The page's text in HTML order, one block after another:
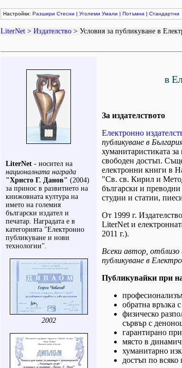
Настройки: Разшири Стесни | Уголеми Умали | Потъмни | Стандартни
LiterNet > Издателство > Условия за публикуване в
LiterNet - носител на
националната награда
"Христо Г. Данов" (2004)
за принос в развитието на
книжовната култура на
името на големия
български издател и
печатар. Наградата e в
категорията "Електронно
публикуване и нови
технологии".
2002
в
За издателството
Електронно
публикуване в
хуманитаристиката
свободен достъп.
електронни книги в
"Св. св. Кирил и
български и
студии и статии,
От 1999 г.
LiterNet и
2011 г.).
Всеки автор, отблизо
публикуване в
Публикувайки при
обратна връзка
физическо
сървър с
гарантирано
място в
хуманитарно
достъп по всяко